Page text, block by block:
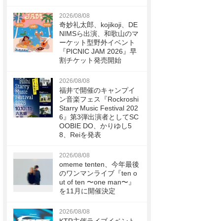
2026/08/08
奇妙礼太郎、kojikoji、DE
NIMSら出演、和歌山のマ
ーケット型野外イベント
『PICNIC JAM 2026』早
割チケット発売開始
2026/08/08
福井で開催のキャンプイ
ン音楽フェス『Rockroshi
Starry Music Festival 202
6』第3弾出演者としてSC
OOBIE DO、かりゆし5
8、Reiを発表
2026/08/08
omeme tenten、今年最後
のワンマンライブ『ten o
ut of ten 〜one man〜』
を11月に開催決定
2026/08/08